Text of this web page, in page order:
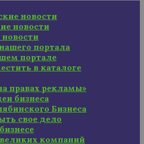
новости
новости
портала
портале
в каталоге
правах рекламы»
бизнеса
Бизнеса
свое дело
компаний